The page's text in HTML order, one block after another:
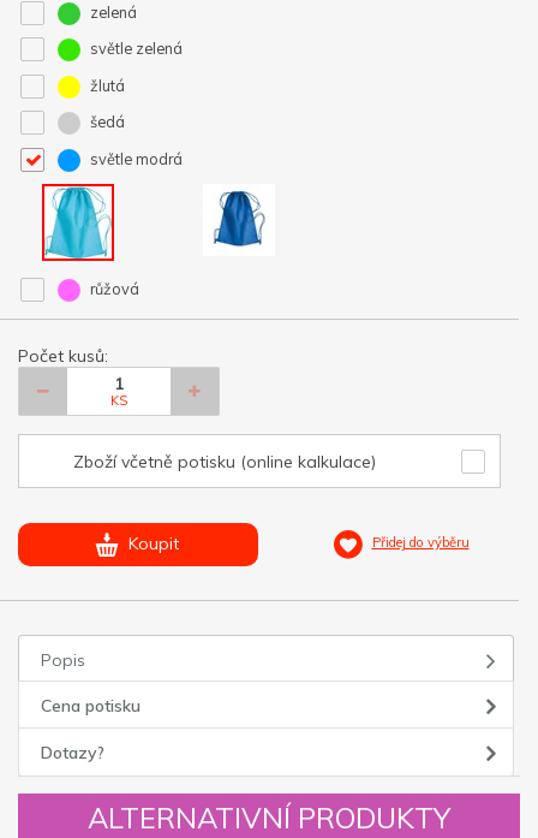
zelená
světle zelená
žlutá
šedá
světle modrá
růžová
Počet kusů:
KS
Zboží včetně potisku (online kalkulace)
Koupit Přidej do výběru
Popis
Cena potisku
Dotazy?
ALTERNATIVNÍ PRODUKTY